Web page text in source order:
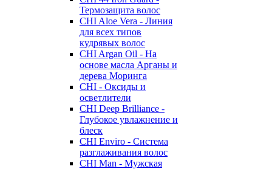
Термозащита волос
CHI Aloe Vera - Линия
для всех типов
кудрявых волос
CHI Argan Oil - На
основе масла Арганы и
дерева Моринга
CHI - Оксиды и
осветлители
CHI Deep Brilliance -
Глубокое увлажнение и
блеск
CHI Enviro - Система
разглаживания волос
CHI Man - Мужская